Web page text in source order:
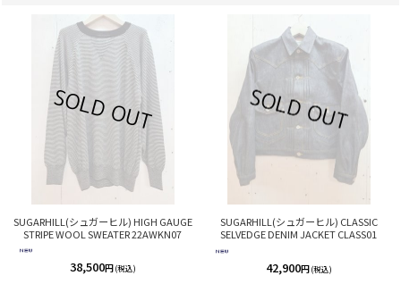
SUGARHILL(シュガーヒル) HIGH GAUGE
STRIPE WOOL SWEATER 22AWKN07
38,500円 (税込)
SUGARHILL(シュガーヒル) CLASSIC
SELVEDGE DENIM JACKET CLASS01
42,900円 (税込)